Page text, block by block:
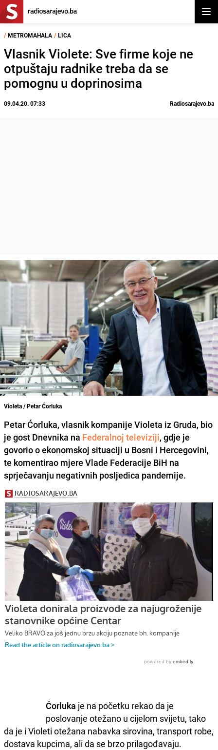
/ METROMAHALA / LICA
Vlasnik Violete: Sve firme koje ne
otpuštaju radnike treba da se
pomognu u doprinosima
09.04.20. 07:33 Radiosarajevo.ba
Violeta / Petar Ćorluka
Petar Ćorluka, vlasnik kompanije Violeta iz Gruda, bio
je gost Dnevnika na Federalnoj televiziji, gdje je
govorio o ekonomskoj situaciji u Bosni i Hercegovini,
te komentirao mjere Vlade Federacije BiH na
sprječavanju negativnih posljedica pandemije.
Ćorluka je na početku rekao da je
poslovanje otežano u cijelom svijetu, tako
da je i Violeti otežana nabavka sirovina, transport robe,
dostava kupcima, ali da se brzo prilagođavaju.